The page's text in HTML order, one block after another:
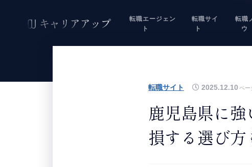
転職エージェン
ト
転職サイ
ト
転職
ウ
ペー
転職サイト 2025.12.10
鹿児島県に
損する選び方